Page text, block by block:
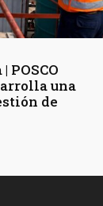
POSCO
una
de